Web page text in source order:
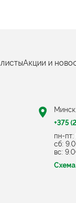
Акции и
+375
пн-
cб:
вс: